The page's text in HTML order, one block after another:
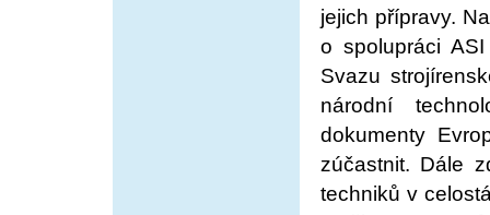
jejich přípravy.
o spolupráci
Svazu
národní
dokumenty
zúčastnit. Dále
techniků v